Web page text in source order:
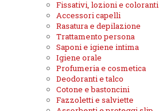
Fissativi, lozioni e coloranti
Accessori capelli
Rasatura e depilazione
Trattamento persona
Saponi e igiene intima
Igiene orale
Profumeria e cosmetica
Deodoranti e talco
Cotone e bastoncini
Fazzoletti e salviette